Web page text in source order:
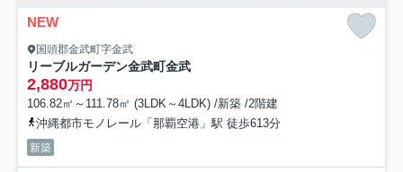
NEW
国頭郡金武町字金武
リーブルガーデン金武町金武
2,880万円
106.82㎡～111.78㎡ (3LDK～4LDK) /新築 /2階建
沖縄都市モノレール「那覇空港」駅 徒歩613分
新築